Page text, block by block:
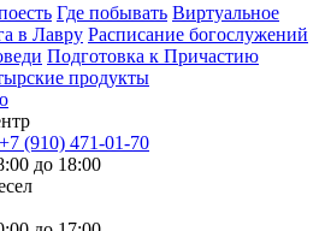
Где побывать Виртуальное
в Лавру Расписание богослужений
Подготовка к Причастию
продукты
+7 (910) 471-01-70
до 18:00